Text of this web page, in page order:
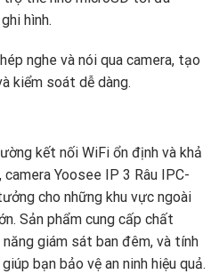
hình.
nghe và nói qua camera, tạo
kiểm soát dễ dàng.
kết nối WiFi ổn định và khả
Yoosee IP 3 Râu IPC-
cho những khu vực ngoài
Sản phẩm cung cấp chất
năng giám sát ban đêm, và tính
bạn bảo vệ an ninh hiệu quả.